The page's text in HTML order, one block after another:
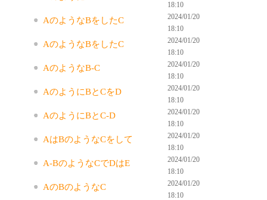
18:10
AのようなBをしたC
2024/01/20
18:10
AのようなBをしたC
2024/01/20
18:10
AのようなB-C
2024/01/20
18:10
AのようにBとCをD
2024/01/20
18:10
AのようにBとC-D
2024/01/20
18:10
AはBのようなCをして
2024/01/20
18:10
A-BのようなCでDはE
2024/01/20
18:10
AのBのようなC
2024/01/20
18:10